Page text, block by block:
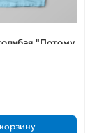
"Потому